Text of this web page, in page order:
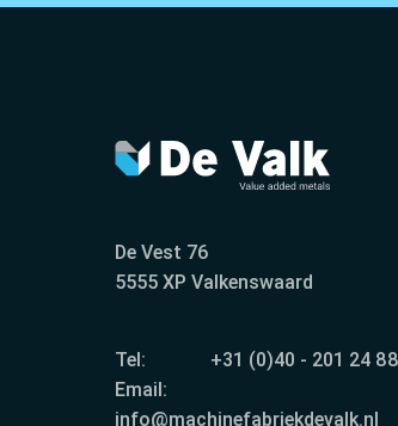
De Vest 76
5555 XP Valkenswaard
Tel:
+31 (0)40 - 201 24 88
Email:
info@machinefabriekdevalk.nl